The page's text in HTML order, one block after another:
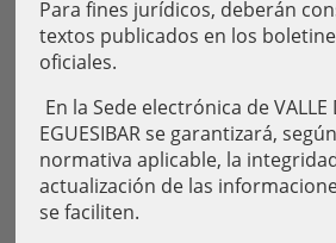
Para fines jurídicos, deberán
textos publicados en los
oficiales.
En la Sede electrónica de VALLE
EGUESIBAR se garantizará,
normativa aplicable, la
actualización de las
se faciliten.